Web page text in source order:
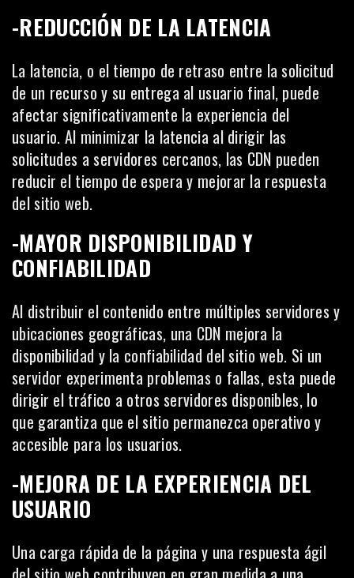
-REDUCCIÓN DE LA LATENCIA
La latencia, o el tiempo de retraso entre la solicitud
de un recurso y su entrega al usuario final, puede
afectar significativamente la experiencia del
usuario. Al minimizar la latencia al dirigir las
solicitudes a servidores cercanos, las CDN pueden
reducir el tiempo de espera y mejorar la respuesta
del sitio web.
-MAYOR DISPONIBILIDAD Y
CONFIABILIDAD
Al distribuir el contenido entre múltiples servidores y
ubicaciones geográficas, una CDN mejora la
disponibilidad y la confiabilidad del sitio web. Si un
servidor experimenta problemas o fallas, esta puede
dirigir el tráfico a otros servidores disponibles, lo
que garantiza que el sitio permanezca operativo y
accesible para los usuarios.
-MEJORA DE LA EXPERIENCIA DEL
USUARIO
Una carga rápida de la página y una respuesta ágil